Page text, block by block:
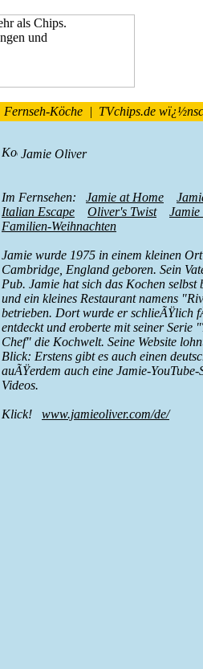
Fernseh-Köche | TVchips.de
Jamie Oliver
Im Fernsehen: Jamie at Home
Italian Escape
Oliver's Twist
Familien-Weihnachten
Jamie wurde 1975 in einem kleinen
Cambridge, England geboren. Sein
Pub. Jamie hat sich das Kochen selbst
und ein kleines Restaurant namens
betrieben. Dort wurde er schlieÃŸlich
entdeckt und eroberte mit seiner Serie
Chef" die Kochwelt. Seine Website
Blick: Erstens gibt es auch einen
auÃŸerdem auch eine Jamie-YouTube-
Videos.
Klick! www.jamieoliver.com/de/